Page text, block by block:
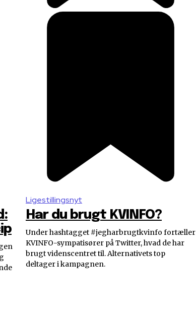
Ligestillingsnyt
Har du brugt KVINFO?
Under hashtagget #jegharbrugtkvinfo fortæller
KVINFO-sympatisører på Twitter, hvad de har
brugt videnscentret til. Alternativets top
deltager i kampagnen.